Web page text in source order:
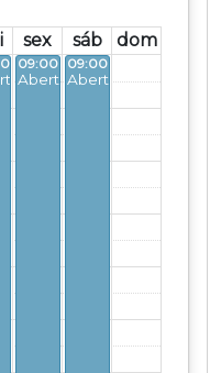
sex sáb dom
- 17:00
09:00 - 17:00
Aberto
09:00 - 17:00
Aberto